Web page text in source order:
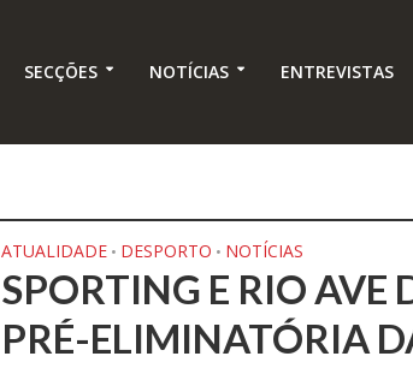
SECÇÕES NOTÍCIAS ENTREVISTAS
ATUALIDADE • DESPORTO • NOTÍCIAS
SPORTING E RIO AVE
PRÉ-ELIMINATÓRIA